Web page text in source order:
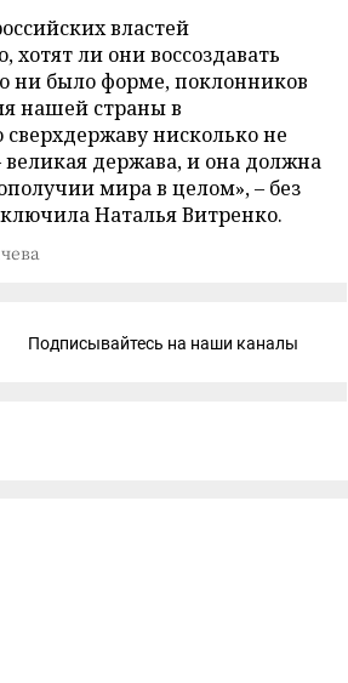
властей
хотят ли они воссоздавать
ни было форме, поклонников
нашей страны в
нисколько не
великая держава, и она должна
мира в целом», – без
Наталья Витренко.
Подписывайтесь на наши каналы